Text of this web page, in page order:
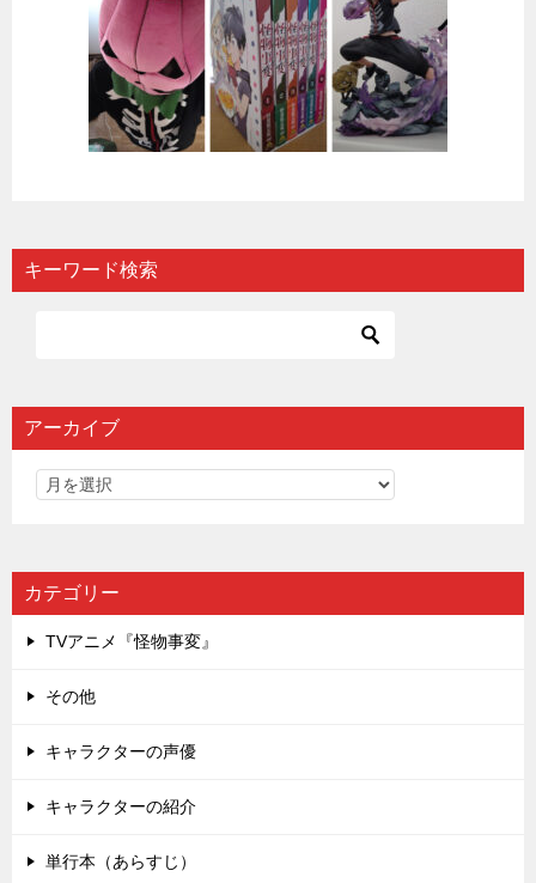
キーワード検索
アーカイブ
カテゴリー
TVアニメ『怪物事変』
その他
キャラクターの声優
キャラクターの紹介
単行本（あらすじ）